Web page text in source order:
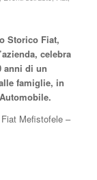
Storico Fiat,
celebra
anni di un
famiglie, in
Mefistofele –